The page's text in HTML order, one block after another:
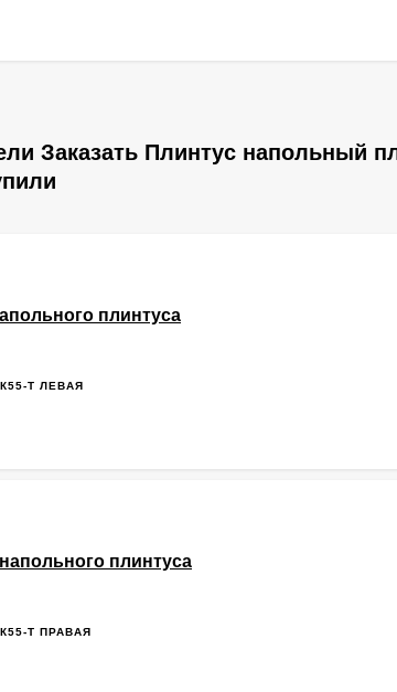
Заказать Плинтус напольный
плинтуса
К55-Т ЛЕВАЯ
плинтуса
К55-Т ПРАВАЯ